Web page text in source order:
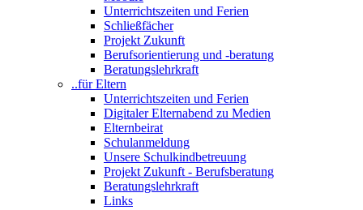
Unterrichtszeiten und Ferien
Schließfächer
Projekt Zukunft
Berufsorientierung und -beratung
Beratungslehrkraft
..für Eltern
Unterrichtszeiten und Ferien
Digitaler Elternabend zu Medien
Elternbeirat
Schulanmeldung
Unsere Schulkindbetreuung
Projekt Zukunft - Berufsberatung
Beratungslehrkraft
Links